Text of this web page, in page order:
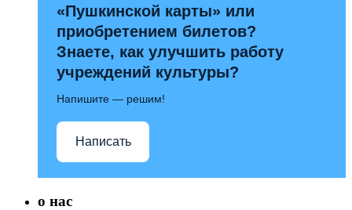
«Пушкинской карты» или
приобретением билетов?
Знаете, как улучшить работу
учреждений культуры?
Напишите — решим!
Написать
о нас